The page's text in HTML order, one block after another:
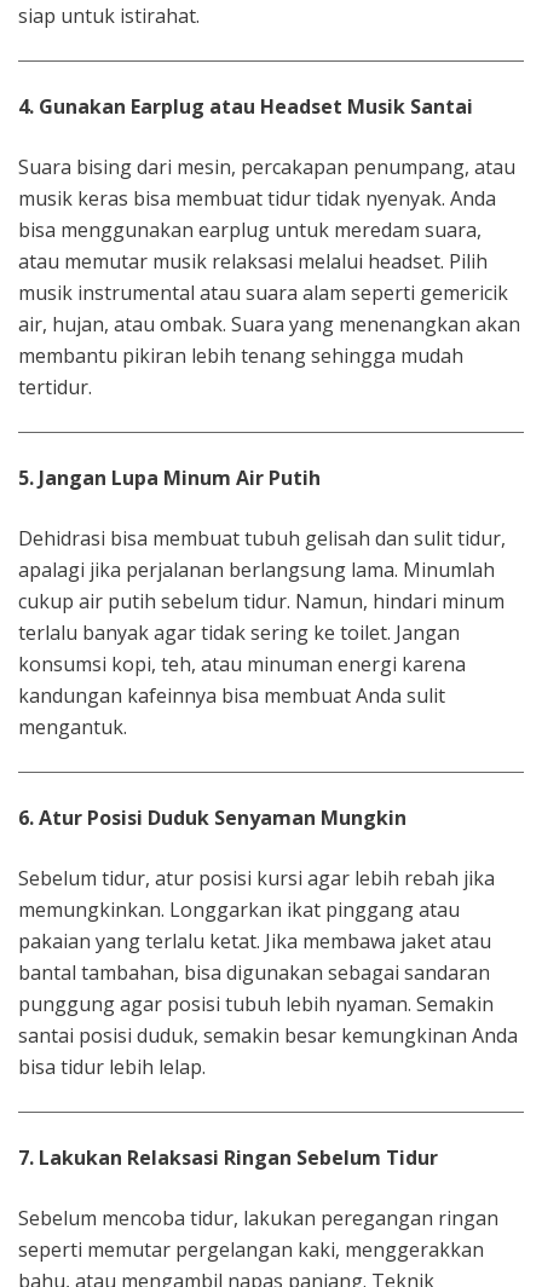
siap untuk istirahat.
4. Gunakan Earplug atau Headset Musik Santai
Suara bising dari mesin, percakapan penumpang, atau
musik keras bisa membuat tidur tidak nyenyak. Anda
bisa menggunakan earplug untuk meredam suara,
atau memutar musik relaksasi melalui headset. Pilih
musik instrumental atau suara alam seperti gemericik
air, hujan, atau ombak. Suara yang menenangkan akan
membantu pikiran lebih tenang sehingga mudah
tertidur.
5. Jangan Lupa Minum Air Putih
Dehidrasi bisa membuat tubuh gelisah dan sulit tidur,
apalagi jika perjalanan berlangsung lama. Minumlah
cukup air putih sebelum tidur. Namun, hindari minum
terlalu banyak agar tidak sering ke toilet. Jangan
konsumsi kopi, teh, atau minuman energi karena
kandungan kafeinnya bisa membuat Anda sulit
mengantuk.
6. Atur Posisi Duduk Senyaman Mungkin
Sebelum tidur, atur posisi kursi agar lebih rebah jika
memungkinkan. Longgarkan ikat pinggang atau
pakaian yang terlalu ketat. Jika membawa jaket atau
bantal tambahan, bisa digunakan sebagai sandaran
punggung agar posisi tubuh lebih nyaman. Semakin
santai posisi duduk, semakin besar kemungkinan Anda
bisa tidur lebih lelap.
7. Lakukan Relaksasi Ringan Sebelum Tidur
Sebelum mencoba tidur, lakukan peregangan ringan
seperti memutar pergelangan kaki, menggerakkan
bahu, atau mengambil napas panjang. Teknik